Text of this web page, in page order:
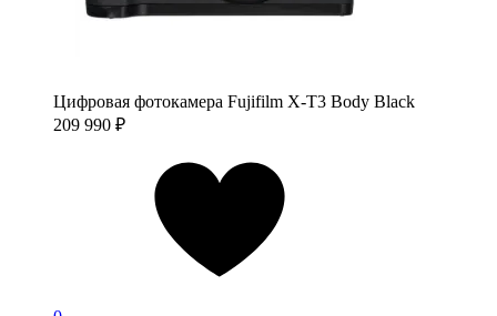
Цифровая фотокамера Fujifilm X-T3 Body Black
209 990 ₽